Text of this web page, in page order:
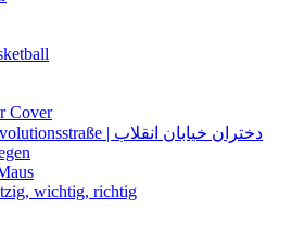
Cover
Frauen der Revolutionsstraße | دختران خیابان انقلاب
wichtig, richtig